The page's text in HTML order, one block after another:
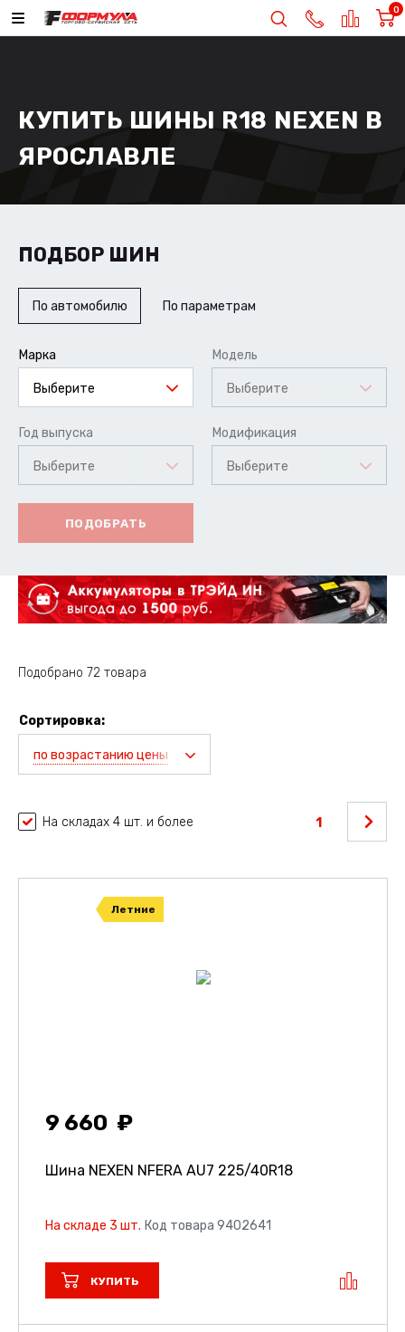
0
КУПИТЬ ШИНЫ R18 NEXEN В
ЯРОСЛАВЛЕ
ПОДБОР ШИН
По автомобилю По параметрам
Марка
Выберите
Модель
Выберите
Год выпуска
Выберите
Модификация
Выберите
ПОДОБРАТЬ
Подобрано 72 товара
Сортировка:
по возрастанию цены
На складах 4 шт. и более 1
Летние
9 660
Шина NEXEN NFERA AU7 225/40R18
На складе 3 шт. Код товара 9402641
КУПИТЬ